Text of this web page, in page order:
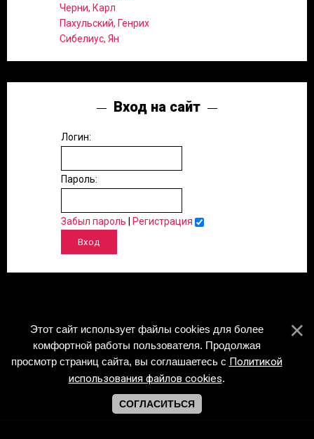
Черни, Карл
Пахульский, Генрих
Сибелиус, Ян
Вход на сайт
Логин:
Пароль:
Забыл пароль Регистрация
Этот сайт использует файлы cookies для более
комфортной работы пользователя. Продолжая
просмотр страниц сайта, вы соглашаетесь с Политикой
использования файлов cookies.
СОГЛАСИТЬСЯ